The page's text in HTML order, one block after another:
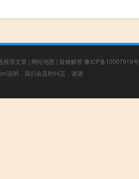
推荐文章 | 网站地图 | 疑难解答 豫ICP备10007919号
说明，我们会及时纠正，谢谢